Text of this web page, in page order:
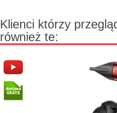
Klienci którzy
również te: